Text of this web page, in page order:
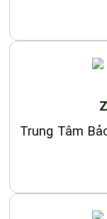
Trung Tâm